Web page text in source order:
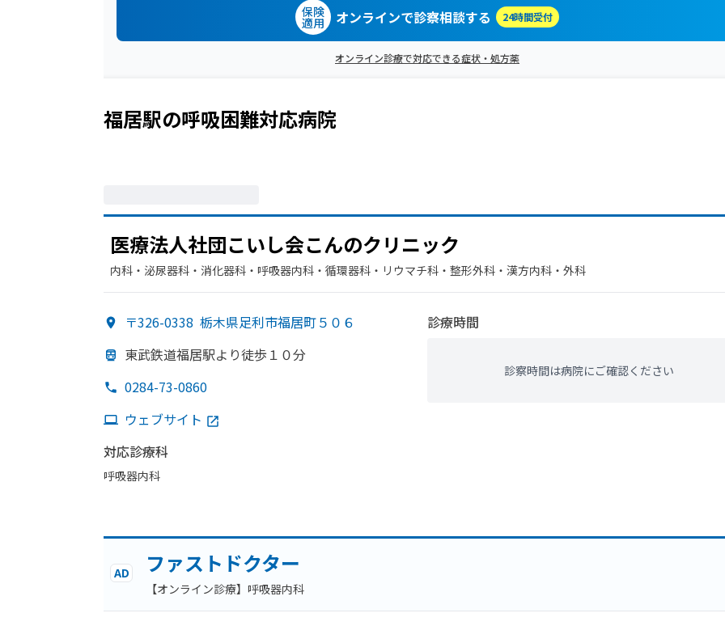
保険
適用 オンラインで診察相談する 24時間受付
オンライン診療で対応できる症状・処方薬
福居駅の呼吸困難対応病院
医療法人社団こいし会こんのクリニック
内科・​泌尿器科・​消化器科・​呼吸器内科・​循環器科・​リウマチ科・​整形外科・​漢方内科・​外科
〒326-0338 栃木県足利市福居町５０６
東武鉄道福居駅より徒歩１０分
0284-73-0860
ウェブサイト
対応診療科
呼吸器内科
診療時間
診察時間は病院にご確認ください
AD ファストドクター
【オンライン診療】呼吸器内科